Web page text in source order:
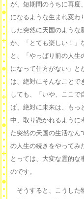
が、短期間のうちに再度
になるような生まれ変わ
した突然に天国のような
か、「とても楽しい！」
と、「やっぱり前の人生
になって仕方がない」と
は、絶対にそんなことで
しても、「いや、ここ
ば、絶対に未来は、もっ
中、取り憑かれるように
た突然の天国の生活なん
の人生の続きをやってみ
とっては、大変な霊的な
のです。
そうすると、こうした